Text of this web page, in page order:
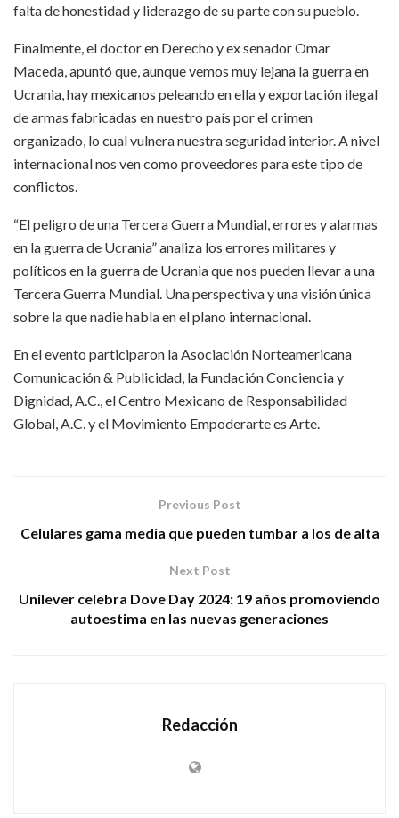
falta de honestidad y liderazgo de su parte con su pueblo.
Finalmente, el doctor en Derecho y ex senador Omar
Maceda, apuntó que, aunque vemos muy lejana la guerra en
Ucrania, hay mexicanos peleando en ella y exportación ilegal
de armas fabricadas en nuestro país por el crimen
organizado, lo cual vulnera nuestra seguridad interior. A nivel
internacional nos ven como proveedores para este tipo de
conflictos.
“El peligro de una Tercera Guerra Mundial, errores y alarmas
en la guerra de Ucrania” analiza los errores militares y
políticos en la guerra de Ucrania que nos pueden llevar a una
Tercera Guerra Mundial. Una perspectiva y una visión única
sobre la que nadie habla en el plano internacional.
En el evento participaron la Asociación Norteamericana
Comunicación & Publicidad, la Fundación Conciencia y
Dignidad, A.C., el Centro Mexicano de Responsabilidad
Global, A.C. y el Movimiento Empoderarte es Arte.
Previous Post
Celulares gama media que pueden tumbar a los de alta
Next Post
Unilever celebra Dove Day 2024: 19 años promoviendo
autoestima en las nuevas generaciones
Redacción